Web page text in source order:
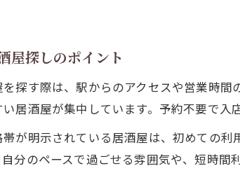
屋探しのポイント
探す際は、駅からのアクセスや営業時
居酒屋が集中しています。予約不要で入
が明示されている居酒屋は、初めての
分のペースで過ごせる雰囲気や、短時間